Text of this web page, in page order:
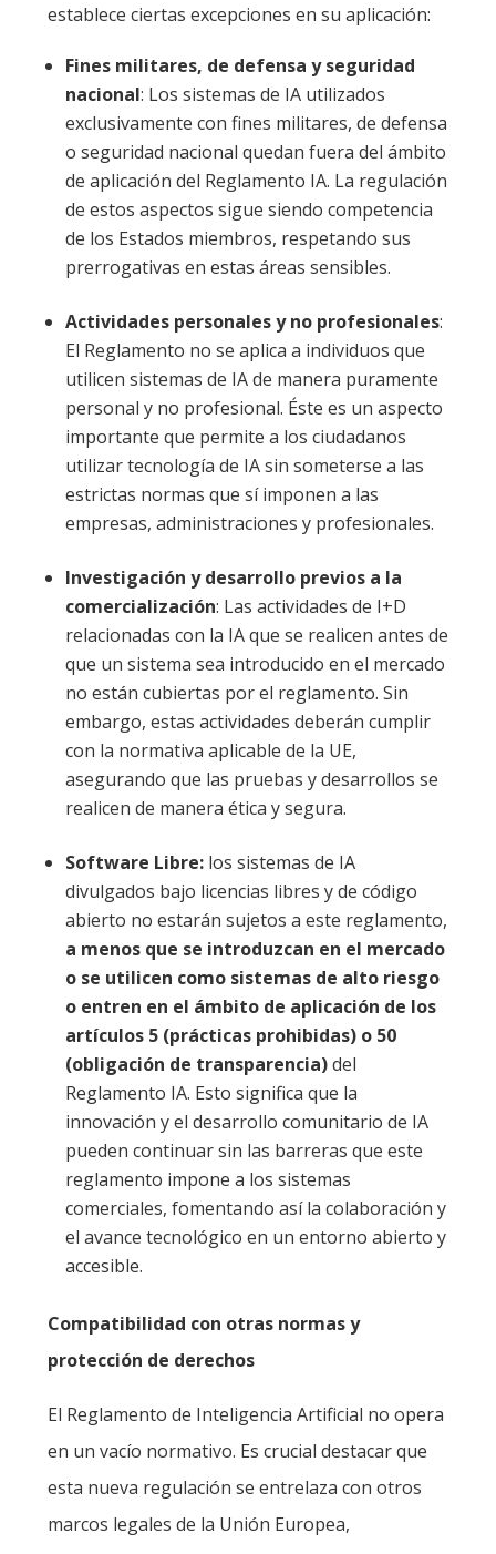
establece ciertas excepciones en su aplicación:
Fines militares, de defensa y seguridad
nacional: Los sistemas de IA utilizados
exclusivamente con fines militares, de defensa
o seguridad nacional quedan fuera del ámbito
de aplicación del Reglamento IA. La regulación
de estos aspectos sigue siendo competencia
de los Estados miembros, respetando sus
prerrogativas en estas áreas sensibles.
Actividades personales y no profesionales:
El Reglamento no se aplica a individuos que
utilicen sistemas de IA de manera puramente
personal y no profesional. Éste es un aspecto
importante que permite a los ciudadanos
utilizar tecnología de IA sin someterse a las
estrictas normas que sí imponen a las
empresas, administraciones y profesionales.
Investigación y desarrollo previos a la
comercialización: Las actividades de I+D
relacionadas con la IA que se realicen antes de
que un sistema sea introducido en el mercado
no están cubiertas por el reglamento. Sin
embargo, estas actividades deberán cumplir
con la normativa aplicable de la UE,
asegurando que las pruebas y desarrollos se
realicen de manera ética y segura.
Software Libre: los sistemas de IA
divulgados bajo licencias libres y de código
abierto no estarán sujetos a este reglamento,
a menos que se introduzcan en el mercado
o se utilicen como sistemas de alto riesgo
o entren en el ámbito de aplicación de los
artículos 5 (prácticas prohibidas) o 50
(obligación de transparencia)del
Reglamento IA. Esto significa que la
innovación y el desarrollo comunitario de IA
pueden continuar sin las barreras que este
reglamento impone a los sistemas
comerciales, fomentando así la colaboración y
el avance tecnológico en un entorno abierto y
accesible.
Compatibilidad con otras normas y
protección de derechos
El Reglamento de Inteligencia Artificial no opera
en un vacío normativo. Es crucial destacar que
esta nueva regulación se entrelaza con otros
marcos legales de la Unión Europea,